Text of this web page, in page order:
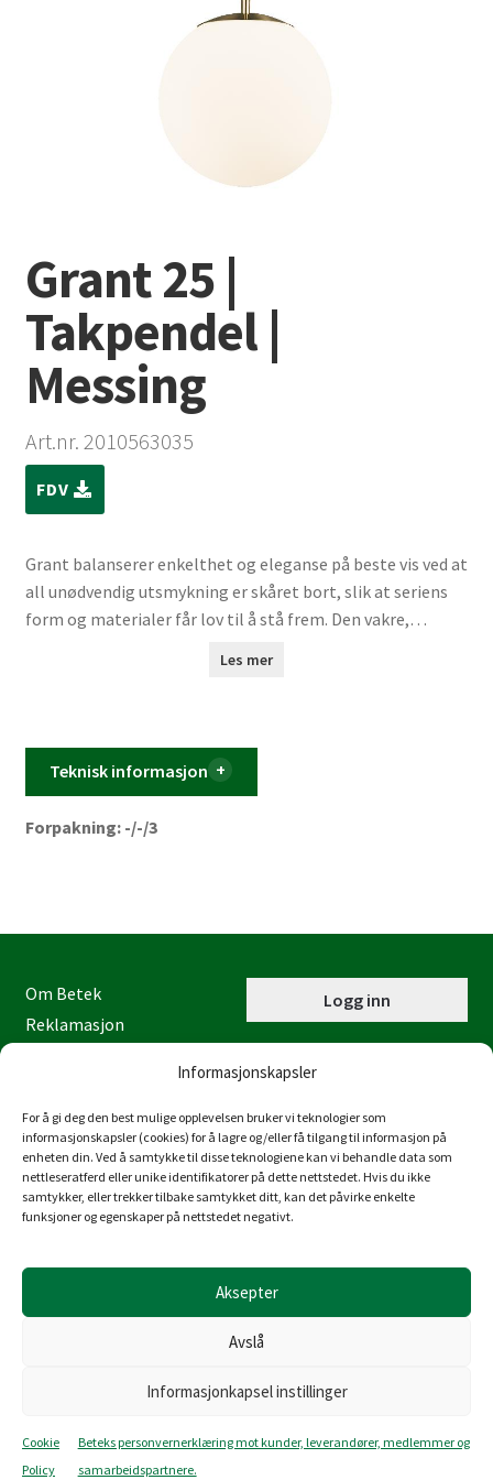
Informasjonskapsler
For å gi deg den best mulige opplevelsen bruker vi teknologier som
informasjonskapsler (cookies) for å lagre og/eller få tilgang til informasjon på
enheten din. Ved å samtykke til disse teknologiene kan vi behandle data som
nettleseratferd eller unike identifikatorer på dette nettstedet. Hvis du ikke
samtykker, eller trekker tilbake samtykket ditt, kan det påvirke enkelte
funksjoner og egenskaper på nettstedet negativt.
Aksepter
Avslå
Informasjonkapsel instillinger
Cookie
Policy
Beteks personvernerklæring mot kunder, leverandører, medlemmer og
samarbeidspartnere.
Grant 25 |
Takpendel |
Messing
Art.nr. 2010563035
FDV
Grant balanserer enkelthet og eleganse på beste vis ved at
all unødvendig utsmykning er skåret bort, slik at seriens
form og materialer får lov til å stå frem. Den vakre,
Les mer
Teknisk informasjon
Forpakning: -/-/3
Logg inn
Juraveien 4
4636 Kristiansand
Tlf: 38 53 15 00
Om Betek
Reklamasjon
Personvernerklæring
Åpenhetsloven
© Copyright Betek Norge AS 2026